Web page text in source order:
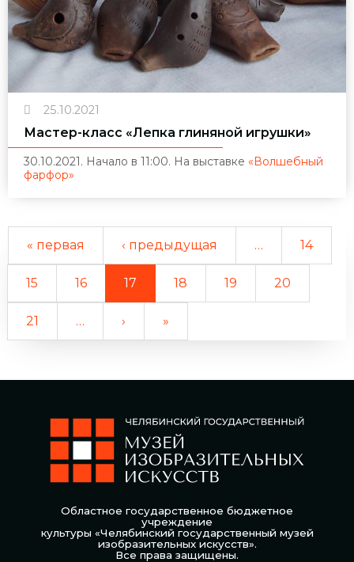
25.10.2021
Мастер-класс «Лепка глиняной игрушки»
30.10.2021. Начало в 11:00. На выставке «Волшебный
фарфор»
« первая ‹ предыдущая … 14
15 16 17 18 19 20
21 … › »
Областное государственное бюджетное
учреждение
культуры «Челябинский государственный музей
изобразительных искусств».
Все права защищены.